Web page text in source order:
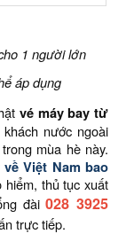
1 người lớn
áp dụng
vé máy bay từ
nước ngoài
mùa hè này.
Việt Nam bao
thủ tục xuất
đài028 3925
trực tiếp.